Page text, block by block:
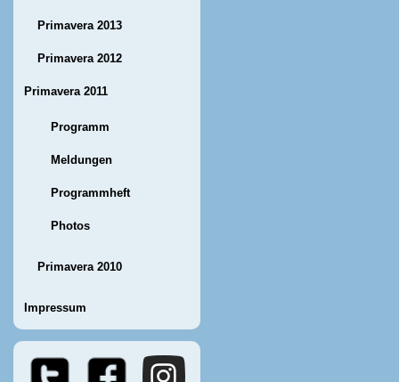
Primavera 2013
Primavera 2012
Primavera 2011
Programm
Meldungen
Programmheft
Photos
Primavera 2010
Impressum